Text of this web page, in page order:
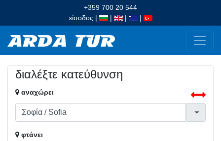
+359 700 20 544
είσοδος | | | |
διαλέξτε κατεύθυνση
αναχώρει
φτάνει